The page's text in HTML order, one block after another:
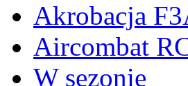
Akrobacja
Aircombat
W sezonie